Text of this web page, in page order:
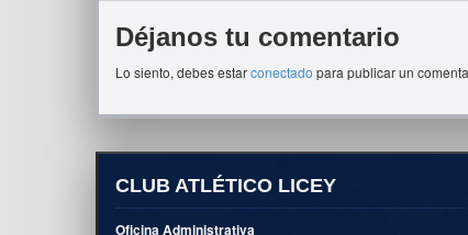
Déjanos tu comentario
Lo siento, debes estarconectado para publicar un
CLUB ATLÉTICO LICEY
Oficina Administrativa